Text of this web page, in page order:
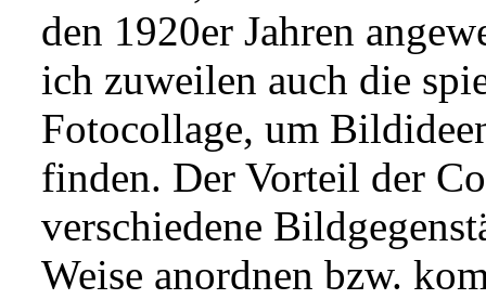
den 1920er Jahren
ich zuweilen auch die
Fotocollage, um
finden. Der Vorteil der
verschiedene
Weise anordnen bzw.